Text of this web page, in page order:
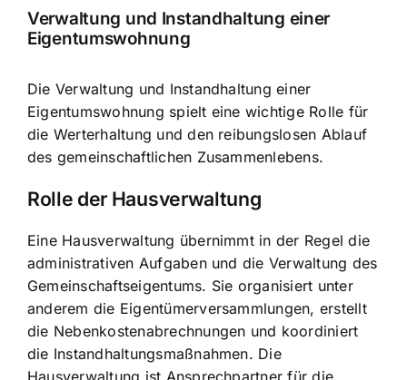
Verwaltung und Instandhaltung einer
Eigentumswohnung
Die Verwaltung und Instandhaltung einer
Eigentumswohnung spielt eine wichtige Rolle für
die Werterhaltung und den reibungslosen Ablauf
des gemeinschaftlichen Zusammenlebens.
Rolle der Hausverwaltung
Eine Hausverwaltung übernimmt in der Regel die
administrativen Aufgaben und die Verwaltung des
Gemeinschaftseigentums. Sie organisiert unter
anderem die Eigentümerversammlungen, erstellt
die Nebenkostenabrechnungen und koordiniert
die Instandhaltungsmaßnahmen. Die